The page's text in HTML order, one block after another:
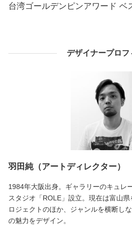
台湾ゴールデンピンアワード ベ
デザイナープロフ
羽田純（アートディレクター）
1984年大阪出身。ギャラリーのキュレ
スタジオ「ROLE」設立。現在は富山
ロジェクトのほか、ジャンルを横断し
の魅力をデザイン。